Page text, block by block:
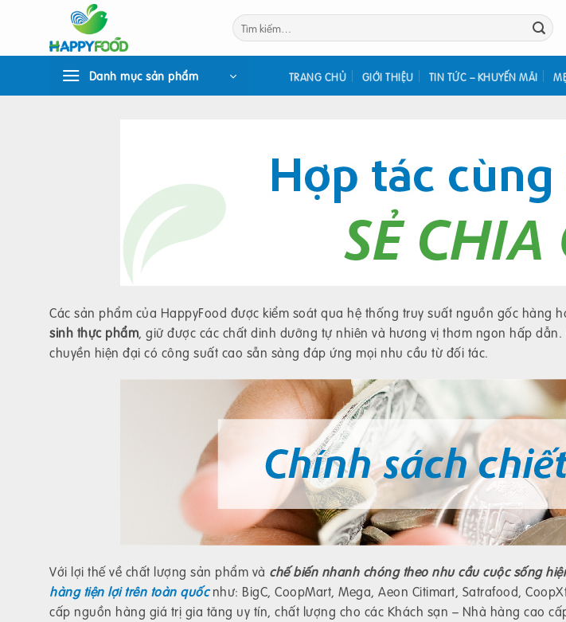
Tìm
kiếm:
Danh mục sản phẩm TRANG CHỦ GIỚI THIỆU TIN TỨC – KHUYẾN MÃI
Các sản phẩm của HappyFood được kiểm soát qua hệ thống truy suất nguồn gốc hàng
sinh thực phẩm, giữ được các chất dinh dưỡng tự nhiên và hương vị thơm ngon hấp
chuyền hiện đại có công suất cao sẵn sàng đáp ứng mọi nhu cầu từ đối tác.
Với lợi thế về chất lượng sản phẩm và chế biến nhanh chóng theo nhu cầu cuộc sống
hàng tiện lợi trên toàn quốcnhư: BigC, CoopMart, Mega, Aeon Citimart, Satrafood,
cấp nguồn hàng giá trị gia tăng uy tín, chất lượng cho các Khách sạn – Nhà hàng cao